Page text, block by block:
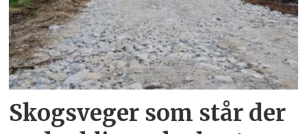
Skogsveger som står der